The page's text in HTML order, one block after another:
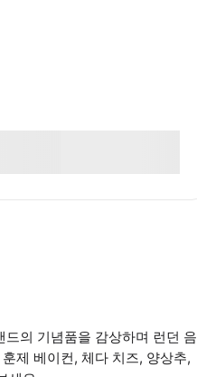
의 기념품을 감상하며 런던 음
제 베이컨, 체다 치즈, 양상추,